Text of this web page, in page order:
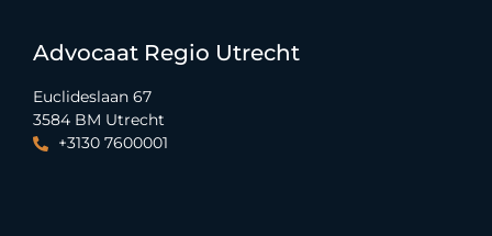
Advocaat Regio Utrecht
Euclideslaan 67
3584 BM Utrecht
+3130 7600001